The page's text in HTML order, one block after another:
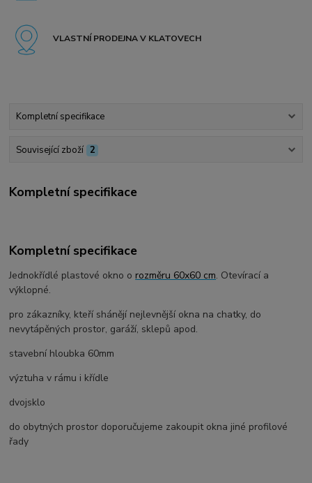
VLASTNÍ PRODEJNA V KLATOVECH
Kompletní specifikace
Související zboží 2
Kompletní specifikace
Kompletní specifikace
Jednokřídlé plastové okno o rozměru 60x60 cm. Otevírací a
výklopné.
pro zákazníky, kteří shánějí nejlevnější okna na chatky, do
nevytápěných prostor, garáží, sklepů apod.
stavební hloubka 60mm
výztuha v rámu i křídle
dvojsklo
do obytných prostor doporučujeme zakoupit okna jiné profilové
řady